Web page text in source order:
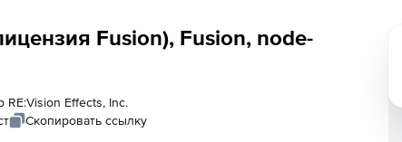
Fusion), Fusion, node-
Effects, Inc.
Скопировать ссылку